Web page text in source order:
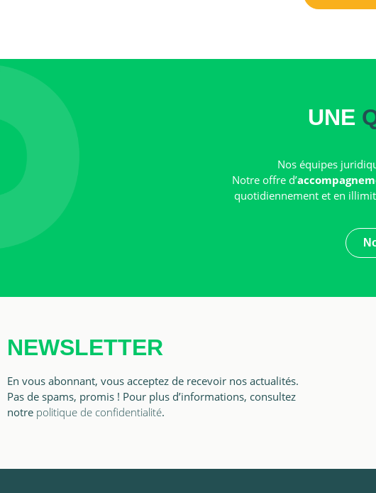
UNE
Nos équipes
Notre offre d’
quotidiennement et en
NEWSLETTER
En vous abonnant, vous acceptez de recevoir nos actualités.
Pas de spams, promis ! Pour plus d’informations, consultez
notre politique de confidentialité.